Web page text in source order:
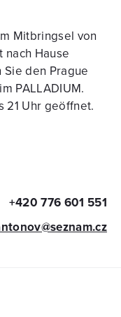
Mitbringsel von
nach Hause
Sie den Prague
PALLADIUM.
21 Uhr geöffnet.
+420 776 601 551